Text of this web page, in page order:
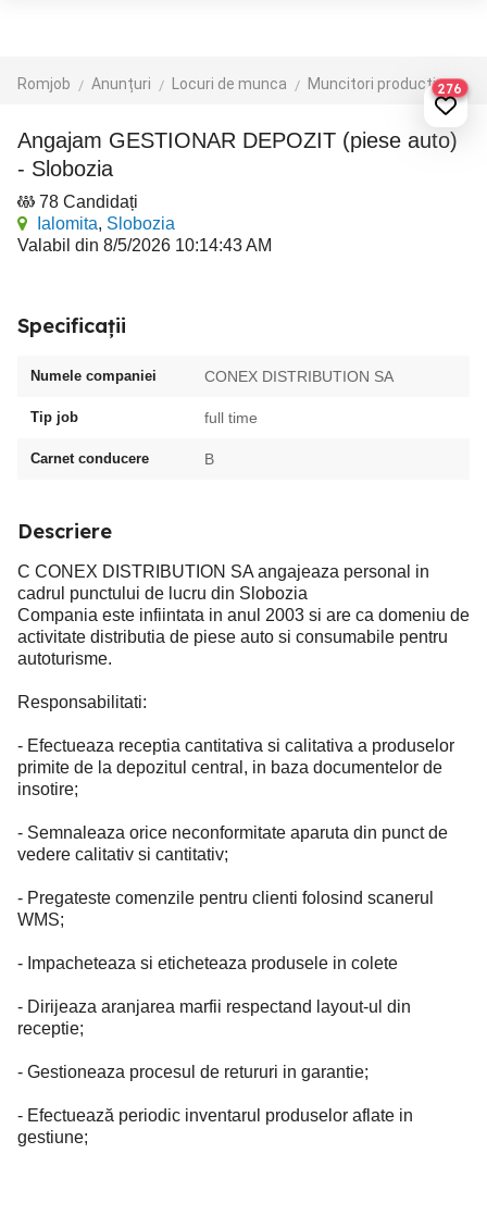
Romjob Anunțuri Locuri de munca Muncitori productie - depozit - logistica
276
Angajam GESTIONAR DEPOZIT (piese auto)
- Slobozia
78 Candidați
Ialomita, Slobozia
Valabil din 8/5/2026 10:14:43 AM
Specificații
Numele companiei CONEX DISTRIBUTION SA
Tip job full time
Carnet conducere B
Descriere
C CONEX DISTRIBUTION SA angajeaza personal in
cadrul punctului de lucru din Slobozia
Compania este infiintata in anul 2003 si are ca domeniu de
activitate distributia de piese auto si consumabile pentru
autoturisme.
Responsabilitati:
- Efectueaza receptia cantitativa si calitativa a produselor
primite de la depozitul central, in baza documentelor de
insotire;
- Semnaleaza orice neconformitate aparuta din punct de
vedere calitativ si cantitativ;
- Pregateste comenzile pentru clienti folosind scanerul
WMS;
- Impacheteaza si eticheteaza produsele in colete
- Dirijeaza aranjarea marfii respectand layout-ul din
receptie;
- Gestioneaza procesul de retururi in garantie;
- Efectuează periodic inventarul produselor aflate in
gestiune;